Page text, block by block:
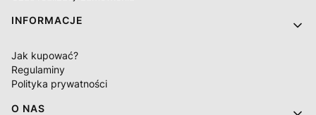
INFORMACJE
Jak kupować?
Regulaminy
Polityka prywatności
O NAS